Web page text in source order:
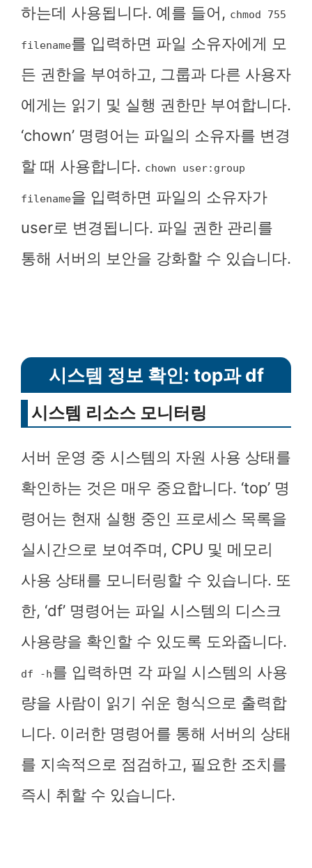
하는데 사용됩니다. 예를 들어, chmod 755
filename를 입력하면 파일 소유자에게 모
든 권한을 부여하고, 그룹과 다른 사용자
에게는 읽기 및 실행 권한만 부여합니다.
‘chown’ 명령어는 파일의 소유자를 변경
할 때 사용합니다. chown user:group
filename을 입력하면 파일의 소유자가
user로 변경됩니다. 파일 권한 관리를
통해 서버의 보안을 강화할 수 있습니다.
시스템 정보 확인: top과 df
시스템 리소스 모니터링
서버 운영 중 시스템의 자원 사용 상태를
확인하는 것은 매우 중요합니다. ‘top’ 명
령어는 현재 실행 중인 프로세스 목록을
실시간으로 보여주며, CPU 및 메모리
사용 상태를 모니터링할 수 있습니다. 또
한, ‘df’ 명령어는 파일 시스템의 디스크
사용량을 확인할 수 있도록 도와줍니다.
df -h를 입력하면 각 파일 시스템의 사용
량을 사람이 읽기 쉬운 형식으로 출력합
니다. 이러한 명령어를 통해 서버의 상태
를 지속적으로 점검하고, 필요한 조치를
즉시 취할 수 있습니다.